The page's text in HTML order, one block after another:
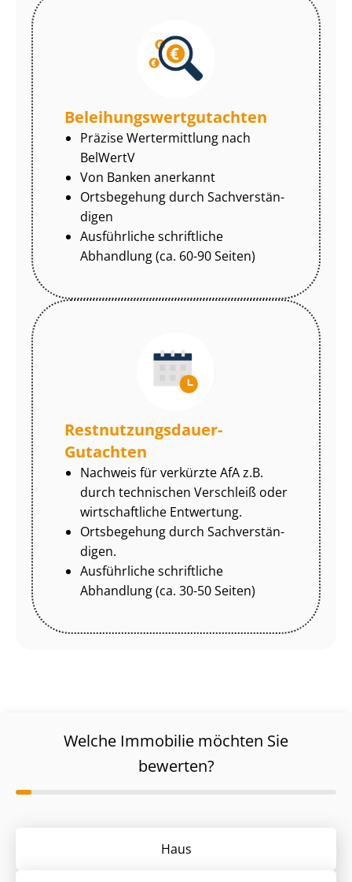
Be­lei­hungs­wert­gut­ach­ten
Präzise Wertermittlung nach
BelWertV
Von Banken anerkannt
Ortsbegehung durch Sach­ver­stän­
di­gen
Ausführliche schriftliche
Abhandlung (ca. 60-90 Seiten)
Rest­nut­zungs­dau­er-
Gutachten
Nachweis für verkürzte AfA z.B.
durch technischen Verschleiß oder
wirtschaftliche Entwertung.
Ortsbegehung durch Sach­ver­stän­
di­gen.
Ausführliche schriftliche
Abhandlung (ca. 30-50 Seiten)
Welche Immobilie möchten Sie
bewerten?
Haus